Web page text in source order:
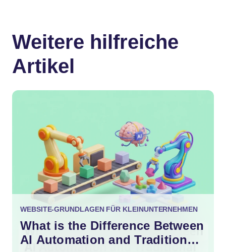
Weitere hilfreiche
Artikel
WEBSITE-GRUNDLAGEN FÜR KLEINUNTERNEHMEN
What is the Difference Between
AI Automation and Traditional